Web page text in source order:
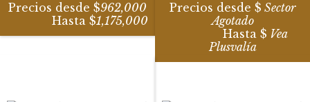
Precios desde $962,000
Hasta $1,175,000
Precios desde $ Sector
Agotado
Hasta $ Vea
Plusvalía